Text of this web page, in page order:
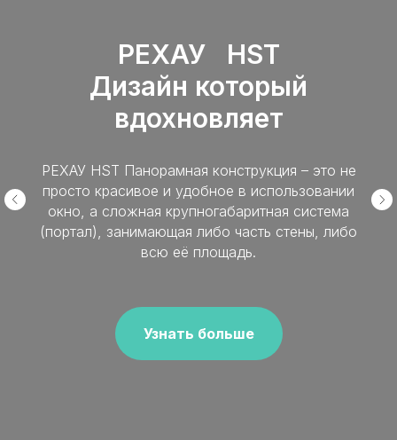
РЕХАУ HST
Дизайн который
вдохновляет
РЕХАУ HST Панорамная конструкция – это не
просто красивое и удобное в использовании
окно, а сложная крупногабаритная система
(портал), занимающая либо часть стены, либо
всю её площадь.
Узнать больше